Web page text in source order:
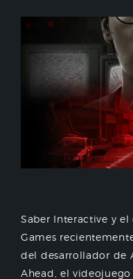
Saber Interactive y
Games
del desarrollador de
Ahead, el